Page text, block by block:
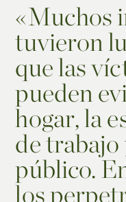
«Muchos
tuvieron
que las
pueden
hogar, la
de
público.
los